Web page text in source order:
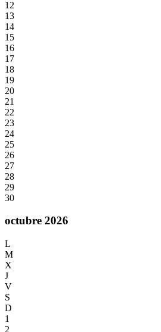
12
13
14
15
16
17
18
19
20
21
22
23
24
25
26
27
28
29
30
octubre 2026
L
M
X
J
V
S
D
1
2